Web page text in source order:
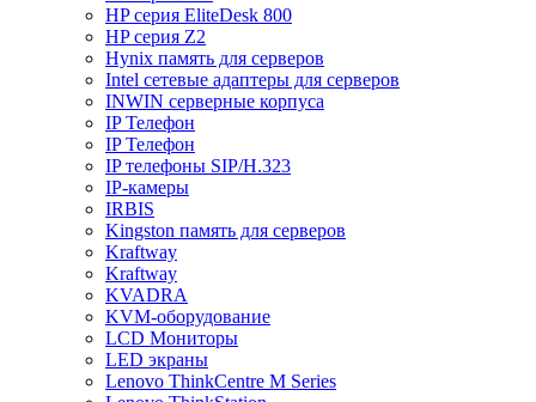
HP серия EliteDesk 800
HP серия Z2
Hynix память для серверов
Intel сетевые адаптеры для серверов
INWIN серверные корпуса
IP Телефон
IP Телефон
IP телефоны SIP/H.323
IP-камеры
IRBIS
Kingston память для серверов
Kraftway
Kraftway
KVADRA
KVM-оборудование
LCD Мониторы
LED экраны
Lenovo ThinkCentre M Series